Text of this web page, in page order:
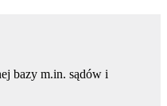
bazy m.in. sądów i